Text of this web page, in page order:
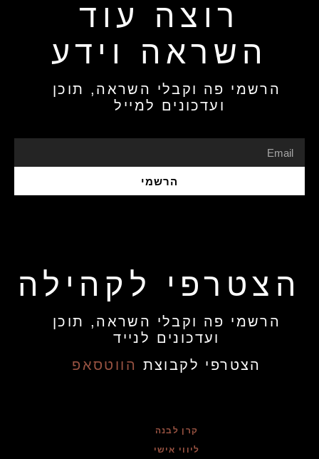
רוצה עוד
השראה וידע
הרשמי פה וקבלי השראה, תוכן
ועדכונים למייל
הרשמי
הצטרפי לקהילה
הרשמי פה וקבלי השראה, תוכן
ועדכונים לנייד
הצטרפי לקבוצת הווטסאפ
קרן לבנה
ליווי אישי